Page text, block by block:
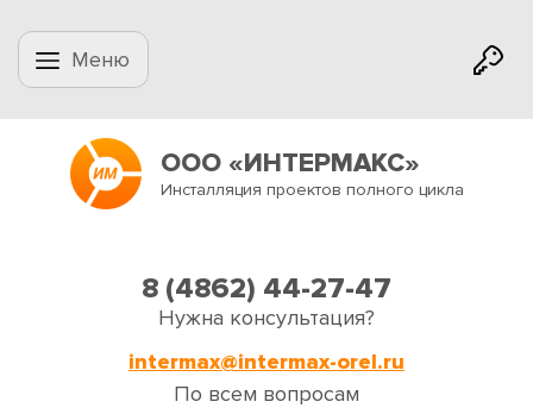
Меню
ООО «ИНТЕРМАКС»
Инсталляция проектов полного цикла
8 (4862) 44-27-47
Нужна консультация?
intermax@intermax-orel.ru
По всем вопросам